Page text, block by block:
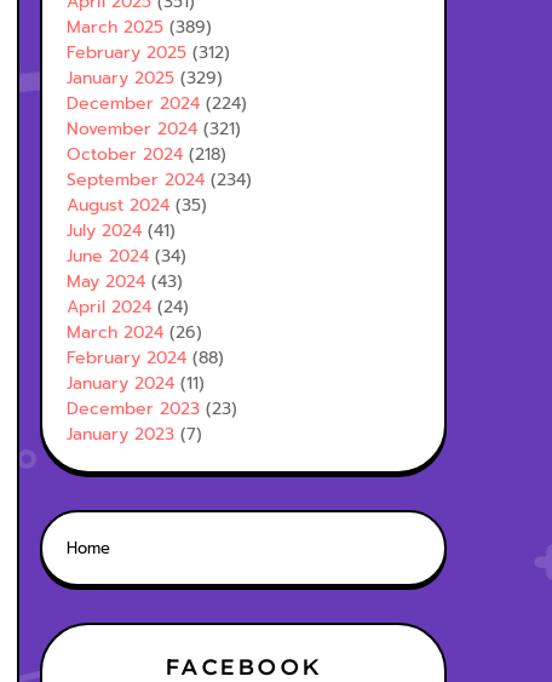
March 2025 (389)
February 2025 (312)
January 2025 (329)
December 2024 (224)
November 2024 (321)
October 2024 (218)
September 2024 (234)
August 2024 (35)
July 2024 (41)
June 2024 (34)
May 2024 (43)
April 2024 (24)
March 2024 (26)
February 2024 (88)
January 2024 (11)
December 2023 (23)
January 2023 (7)
Home
FACEBOOK